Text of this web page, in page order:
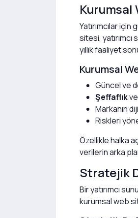
Kurumsal
Yatırımcılar
sitesi, yatırımcı
yıllık faaliyet
Kurumsal
Güncel ve
Şeffaflıkve
Markanın
Riskleri
Özellikle halka
verilerin arka
Stratejik
Bir yatırımcı
kurumsal web